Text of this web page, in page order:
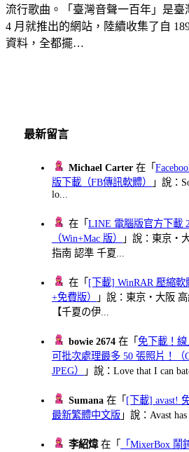
流行歌曲。「臺灣音聲一百年」是臺
4 月就推出的網站，陸續收集了自
資料，全都擺…
最新留言
Michael Carter 在「
版下載（FB傳訊軟體）
」說：
lo...
在「LINE 電腦版官方下載
（Win+Mac 版）
」說：東京・
指南 認準 千夏...
在「 [下載] WinRAR 壓縮
+免費版）
」說：東京・大阪
【千夏の伊...
bowie 2674 在「免下載！線
可批次處理最多 50 張照片！（
JPEG）
」說：Love that I can
Sumana 在「 [下載] avast!
最新繁體中文版 」說：Avast has
李紹煒在「
「MixerBox 鬧